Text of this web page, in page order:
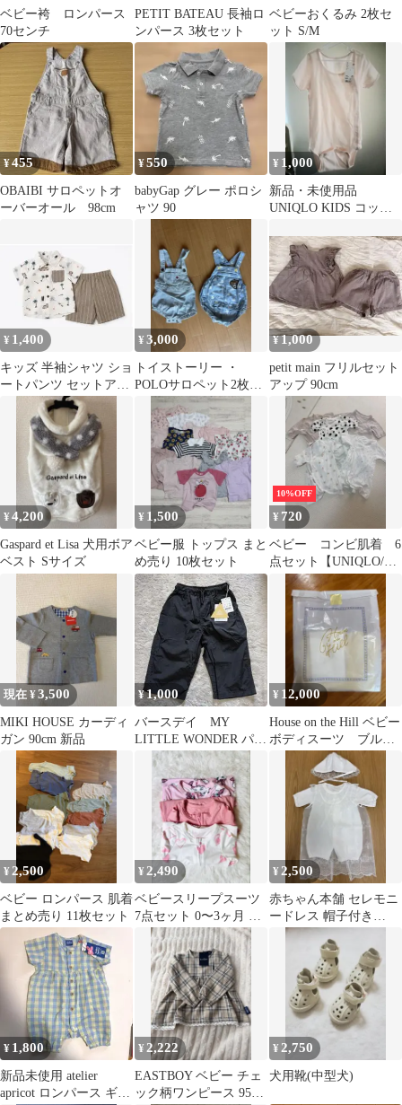
ベビー袴 ロンパース
70センチ
PETIT BATEAU 長袖ロ
ンパース 3枚セット
ベビーおくるみ 2枚セ
ット S/M
¥455
OBAIBI サロペットオ
ーバーオール 98cm
¥550
babyGap グレー ポロシ
ャツ 90
¥ 1,000
新品・未使用品
UNIQLO KIDS コット
ット 120
¥ 1,400
キッズ 半袖シャツ ショ
ートパンツ セットアッ
¥3,000
トイストーリー ・
POLOサロペット2枚セ
ット
¥1,000
petit main フリルセット
アップ 90cm
¥4,200
Gaspard et Lisa 犬用ボア
ベスト Sサイズ
¥ 1,500
ベビー服 トップス まと
め売り 10枚セット
10%OFF
¥ 720
ベビー コンビ肌着 6
点セット【UNIQLO/西
松屋】
現在 ¥3,500
MIKI HOUSE カーディ
ガン 90cm 新品
¥1,000
バースデイ MY
LITTLE WONDER パン
¥ 12,000
House on the Hill ベビー
ボディスーツ ブルー
&イエロー 60
¥ 2,500
ベビー ロンパース 肌着
まとめ売り 11枚セット
¥ 2,490
ベビースリープスーツ
7点セット 0〜3ヶ月 未
使用
¥ 2,500
赤ちゃん本舗 セレモニ
ードレス 帽子付き
2WAYオール 50〜60
¥ 1,800
新品未使用 atelier
apricot ロンパース ギン
¥ 2,222
EASTBOY ベビー チェ
ック柄ワンピース 95cm
¥ 2,750
犬用靴(中型犬)